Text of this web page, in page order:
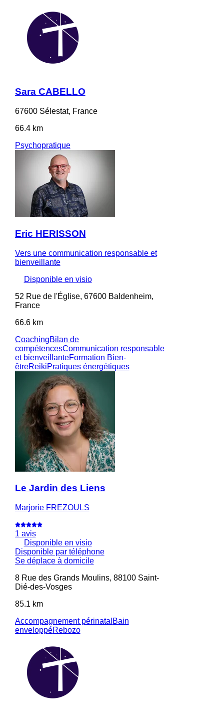
Sara CABELLO
67600 Sélestat, France
66.4 km
Psychopratique
Eric HERISSON
Vers une communication responsable et
bienveillante
Disponible en visio
52 Rue de l'Église, 67600 Baldenheim,
France
66.6 km
CoachingBilan de
compétencesCommunication responsable
et bienveillanteFormation Bien-
êtreReikiPratiques énergétiques
Le Jardin des Liens
Marjorie FREZOULS
1 avis
Disponible en visio
Disponible par téléphone
Se déplace à domicile
8 Rue des Grands Moulins, 88100 Saint-
Dié-des-Vosges
85.1 km
Accompagnement périnatal Bain
enveloppéRebozo